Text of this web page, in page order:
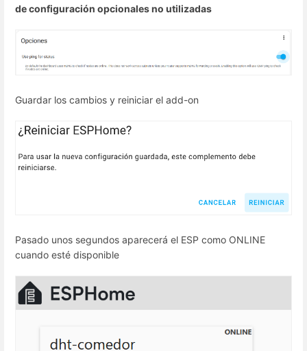
de configuración opcionales no utilizadas
Guardar los cambios y reiniciar el add-on
Pasado unos segundos aparecerá el ESP como ONLINE
cuando esté disponible